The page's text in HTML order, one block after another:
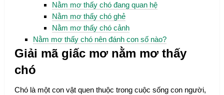
Nằm mơ thấy chó đang quan hệ
Nằm mơ thấy chó ghẻ
Nằm mơ thấy chó cảnh
Nằm mơ thấy chó nên đánh con số nào?
Giải mã giấc mơ nằm mơ thấy
chó
Chó là một con vật quen thuộc trong cuộc sống con người,